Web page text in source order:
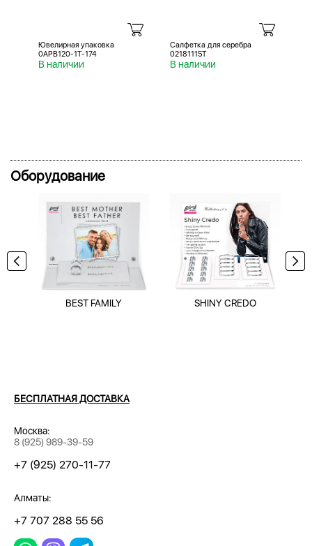
Ювелирная упаковка
0APB120-1T-174
В наличии
Салфетка для серебра
02181115T
В наличии
Оборудование
BEST FAMILY SHINY CREDO
БЕСПЛАТНАЯ ДОСТАВКА
Москва:
8 (925) 989-39-59
+7 (925) 270-11-77
Алматы:
+7 707 288 55 56